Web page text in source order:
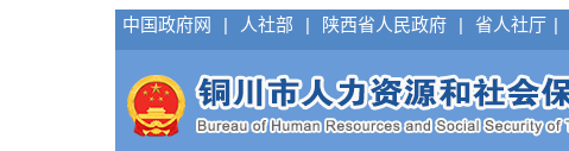
中国政府网 | 人社部 | 陕西省人民政府 | 省人社厅 |